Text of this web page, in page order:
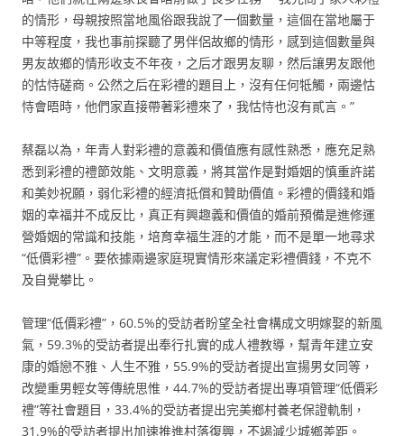
的情形，母親按照當地風俗跟我說了一個數量，這個在當地屬于
中等程度，我也事前探聽了男伴侶故鄉的情形，感到這個數量與
男友故鄉的情形收支不年夜，之后才跟男友聊，然后讓男友跟他
的怙恃磋商。公然之后在彩禮的題目上，沒有任何牴觸，兩邊怙
恃會晤時，他們家直接帶著彩禮來了，我怙恃也沒有貳言。”
蔡磊以為，年青人對彩禮的意義和價值應有感性熟悉，應充足熟
悉到彩禮的禮節效能、文明意義，將其當作是對婚姻的慎重許諾
和美妙祝願，弱化彩禮的經濟抵償和贊助價值。彩禮的價錢和婚
姻的幸福并不成反比，真正有興趣義和價值的婚前預備是進修運
營婚姻的常識和技能，培育幸福生涯的才能，而不是單一地尋求
“低價彩禮”。要依據兩邊家庭現實情形來議定彩禮價錢，不克不
及自覺攀比。
管理“低價彩禮”，60.5%的受訪者盼望全社會構成文明嫁娶的新風
氣，59.3%的受訪者提出奉行扎實的成人禮教導，幫青年建立安
康的婚戀不雅、人生不雅，55.9%的受訪者提出宣揚男女同等，
改變重男輕女等傳統思惟，44.7%的受訪者提出專項管理“低價彩
禮”等社會題目，33.4%的受訪者提出完美鄉村養老保證軌制，
31.9%的受訪者提出加速推進村落復興，不竭減少城鄉差距。